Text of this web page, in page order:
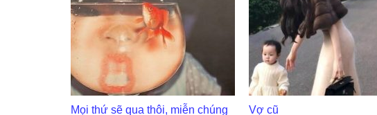
Mọi thứ sẽ qua thôi, miễn chúng Vợ cũ